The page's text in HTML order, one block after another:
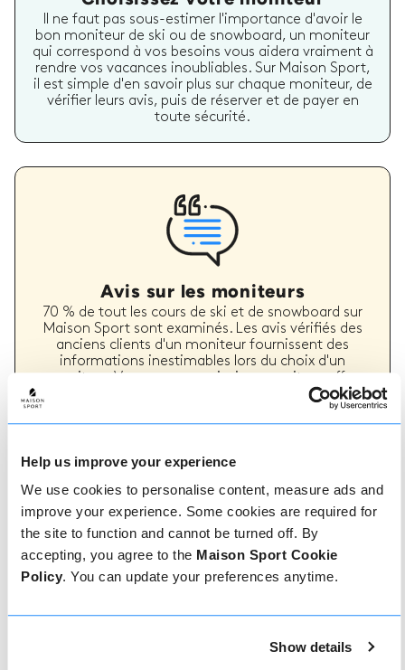
Help us improve your experience
We use cookies to personalise content, measure ads and
improve your experience. Some cookies are required for
the site to function and cannot be turned off. By
accepting, you agree to the Maison Sport Cookie
Policy. You can update your preferences anytime.
Show details
Il ne faut pas sous-estimer l'importance d'avoir le
bon moniteur de ski ou de snowboard, un moniteur
qui correspond à vos besoins vous aidera vraiment à
rendre vos vacances inoubliables. Sur Maison Sport,
il est simple d'en savoir plus sur chaque moniteur, de
vérifier leurs avis, puis de réserver et de payer en
toute sécurité.
Avis sur les moniteurs
70 % de tout les cours de ski et de snowboard sur
Maison Sport sont examinés. Les avis vérifiés des
anciens clients d'un moniteur fournissent des
informations inestimables lors du choix d'un
moniteur. Vous pouvez voir si un moniteur offre
régulièrement un service de haute qualité et les
types de cours de ski ou de snowboard qu'il a
précédemment dispensés.
Comment réserver
Réserver avec nous ne pourrait pas être plus
simple, notre équipe amicale et experte est
toujours prête à vous aider - réservez
si vous avez besoin d'aide.